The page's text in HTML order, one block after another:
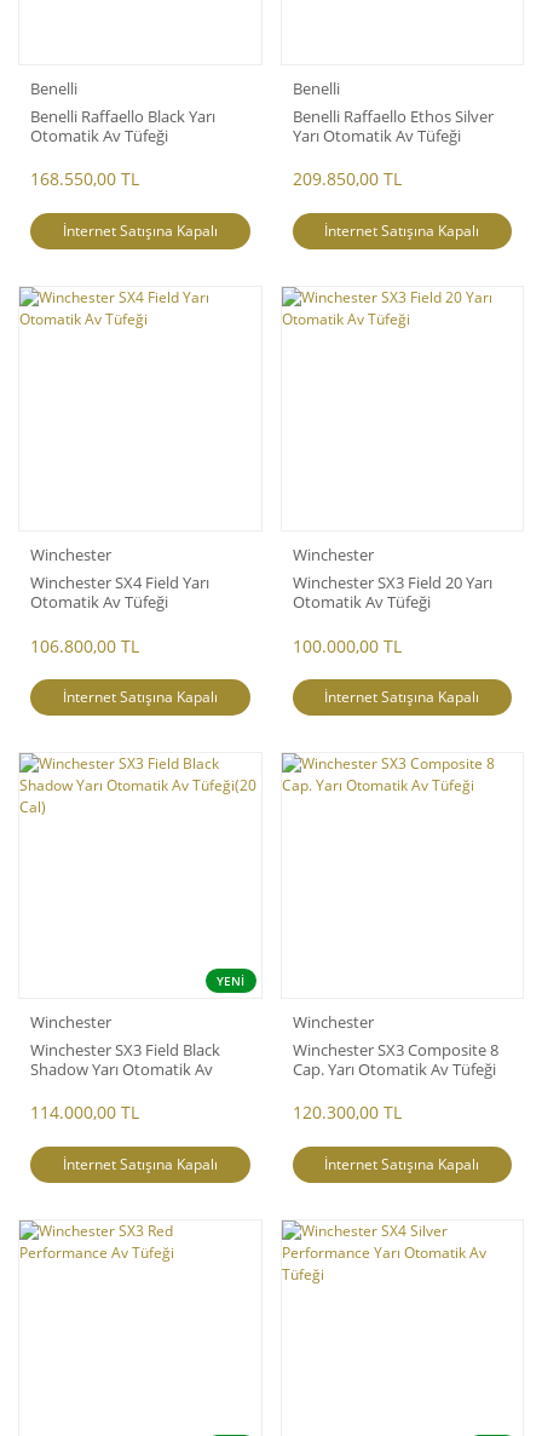
Benelli
Benelli Raffaello Black Yarı
Otomatik Av Tüfeği
168.550,00 TL
İnternet Satışına Kapalı
Benelli
Benelli Raffaello Ethos Silver
Yarı Otomatik Av Tüfeği
209.850,00 TL
İnternet Satışına Kapalı
Winchester
Winchester SX4 Field Yarı
Otomatik Av Tüfeği
106.800,00 TL
İnternet Satışına Kapalı
Winchester
Winchester SX3 Field 20 Yarı
Otomatik Av Tüfeği
100.000,00 TL
İnternet Satışına Kapalı
YENİ
Winchester
Winchester SX3 Field Black
Shadow Yarı Otomatik Av
114.000,00 TL
İnternet Satışına Kapalı
Winchester
Winchester SX3 Composite 8
Cap. Yarı Otomatik Av Tüfeği
120.300,00 TL
İnternet Satışına Kapalı